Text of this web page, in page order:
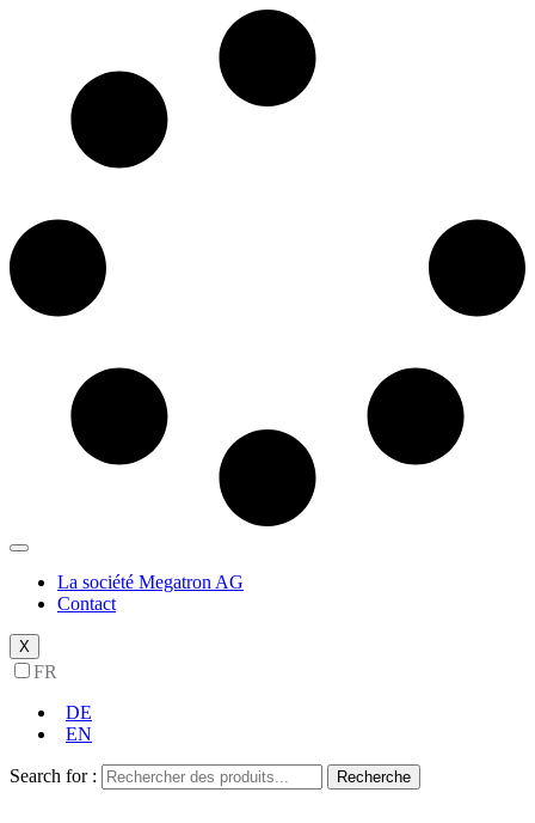
La société Megatron AG
Contact
X
FR
DE
EN
Search for : Recherche